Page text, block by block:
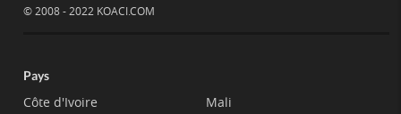
© 2008 - 2022 KOACI.COM
Pays
Côte d'Ivoire
Mali